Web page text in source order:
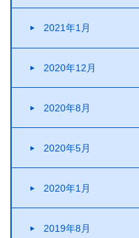
2021年1月
2020年12月
2020年8月
2020年5月
2020年1月
2019年8月